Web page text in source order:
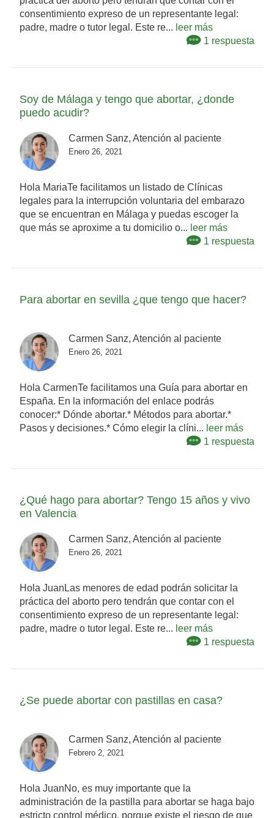
consentimiento expreso de un representante legal:
padre, madre o tutor legal. Este re... leer más
1 respuesta
Soy de Málaga y tengo que abortar, ¿donde
puedo acudir?
Carmen Sanz, Atención al paciente
Enero 26, 2021
Hola MariaTe facilitamos un listado de Clínicas
legales para la interrupción voluntaria del embarazo
que se encuentran en Málaga y puedas escoger la
que más se aproxime a tu domicilio o... leer más
1 respuesta
Para abortar en sevilla ¿que tengo que hacer?
Carmen Sanz, Atención al paciente
Enero 26, 2021
Hola CarmenTe facilitamos una Guía para abortar en
España. En la información del enlace podrás
conocer:* Dónde abortar.* Métodos para abortar.*
Pasos y decisiones.* Cómo elegir la clíni... leer más
1 respuesta
¿Qué hago para abortar? Tengo 15 años y vivo
en Valencia
Carmen Sanz, Atención al paciente
Enero 26, 2021
Hola JuanLas menores de edad podrán solicitar la
práctica del aborto pero tendrán que contar con el
consentimiento expreso de un representante legal:
padre, madre o tutor legal. Este re... leer más
1 respuesta
¿Se puede abortar con pastillas en casa?
Carmen Sanz, Atención al paciente
Febrero 2, 2021
Hola JuanNo, es muy importante que la
administración de la pastilla para abortar se haga bajo
estricto control médico, porque existe el riesgo de que